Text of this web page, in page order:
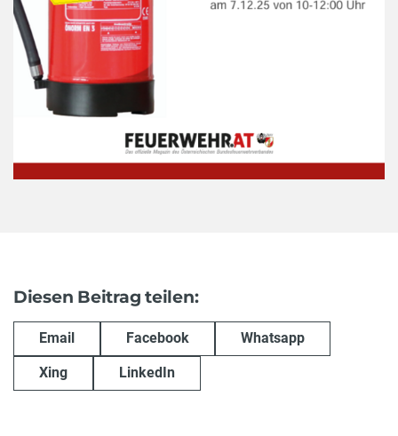
Diesen Beitrag teilen:
Email Facebook Whatsapp
Xing LinkedIn